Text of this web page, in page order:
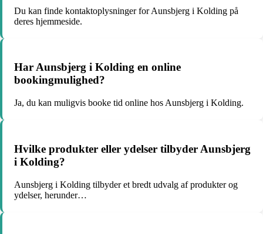
Du kan finde kontaktoplysninger for Aunsbjerg i Kolding på
deres hjemmeside.
Har Aunsbjerg i Kolding en online
bookingmulighed?
Ja, du kan muligvis booke tid online hos Aunsbjerg i Kolding.
Hvilke produkter eller ydelser tilbyder Aunsbjerg
i Kolding?
Aunsbjerg i Kolding tilbyder et bredt udvalg af produkter og
ydelser, herunder…